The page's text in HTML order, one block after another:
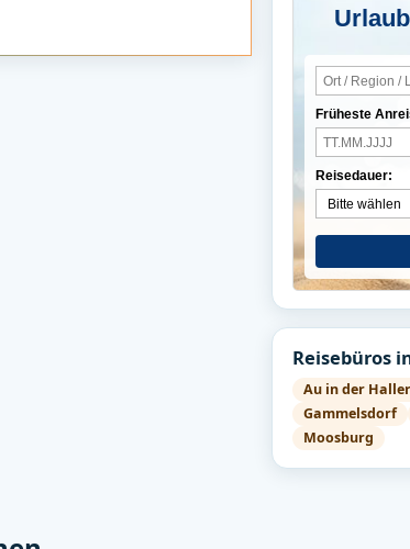
Früheste
Reisedauer:
Reisebüros
Au in der
Gammelsdorf
Moosburg